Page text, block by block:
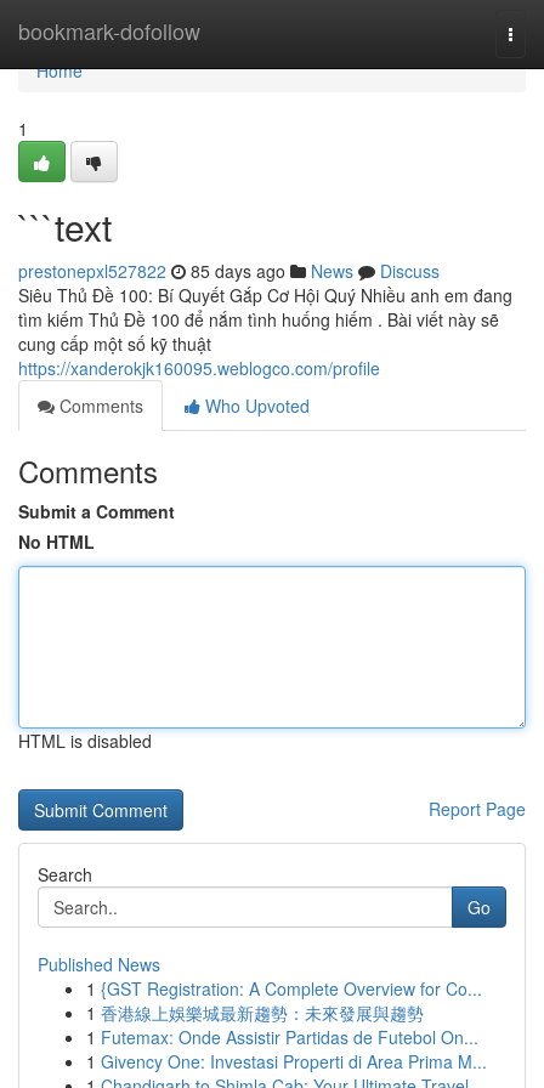
bookmark-dofollow
Home
Home
1
```text
prestonepxl527822 85 days ago News
Discuss
Siêu Thủ Đề 100: Bí Quyết Gắp Cơ Hội Quý Nhiều anh em đang
tìm kiếm Thủ Đề 100 để nắm tình huống hiếm . Bài viết này sẽ
cung cấp một số kỹ thuật
https://xanderokjk160095.weblogco.com/profile
Comments
Who Upvoted
Comments
Submit a Comment
No HTML
HTML is disabled
Report Page
Search
Go
Published News
1 {GST Registration: A Complete Overview for Co...
1 香港線上娛樂城最新趨勢：未來發展與趨勢
1 Futemax: Onde Assistir Partidas de Futebol On...
1 Givency One: Investasi Properti di Area Prima M...